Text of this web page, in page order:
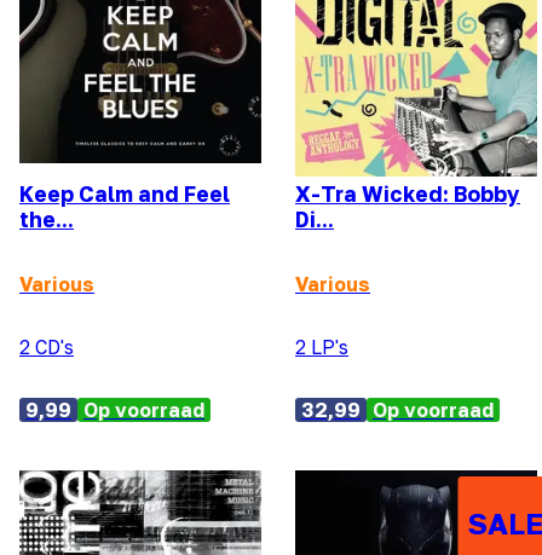
Keep Calm and Feel
the...
Various
2 CD's
9,99 Op voorraad
X-Tra Wicked: Bobby
Di...
Various
2 LP's
32,99 Op voorraad